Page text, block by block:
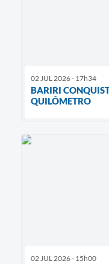
02 JUL 2026 - 17h34
BARIRI
QUILÔMETRO
02 JUL 2026 - 15h00